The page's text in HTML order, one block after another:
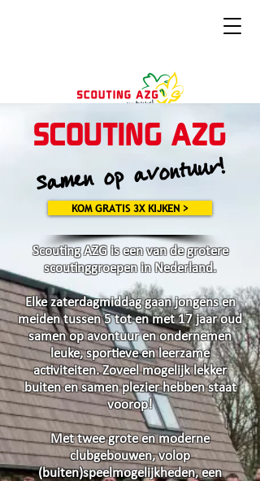
SCOUTING AZG
Samen op avontuur!
KOM GRATIS 3X KIJKEN >
Scouting AZG is een van de grotere
scoutinggroepen in Nederland.
Elke zaterdagmiddag gaan jongens en
meiden tussen 5 tot en met 17 jaar oud
samen op avontuur en ondernemen
leuke, sportieve en leerzame
activiteiten. Zoveel mogelijk lekker
buiten en samen plezier hebben staat
voorop!
Met twee grote en moderne
clubgebouwen, volop
(buiten)speelmogelijkheden, een